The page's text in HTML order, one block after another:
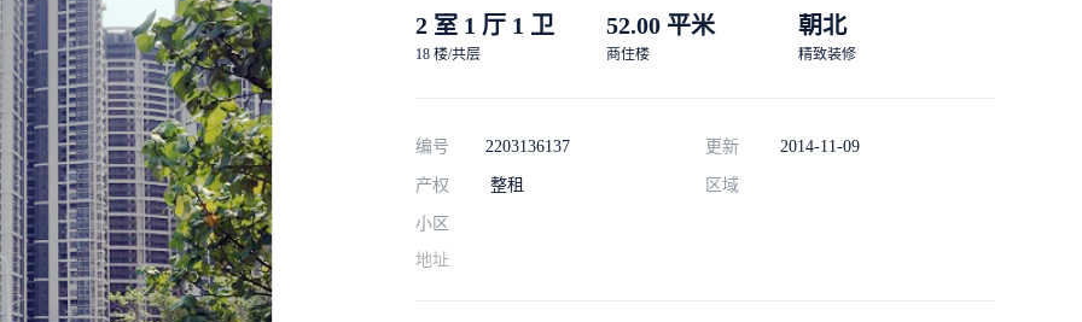
2 室 1 厅 1 卫
18 楼/共层
52.00 平米
商住楼
朝北
精致装修
编号 2203136137 更新 2014-11-09
产权 整租 区域
小区
地址